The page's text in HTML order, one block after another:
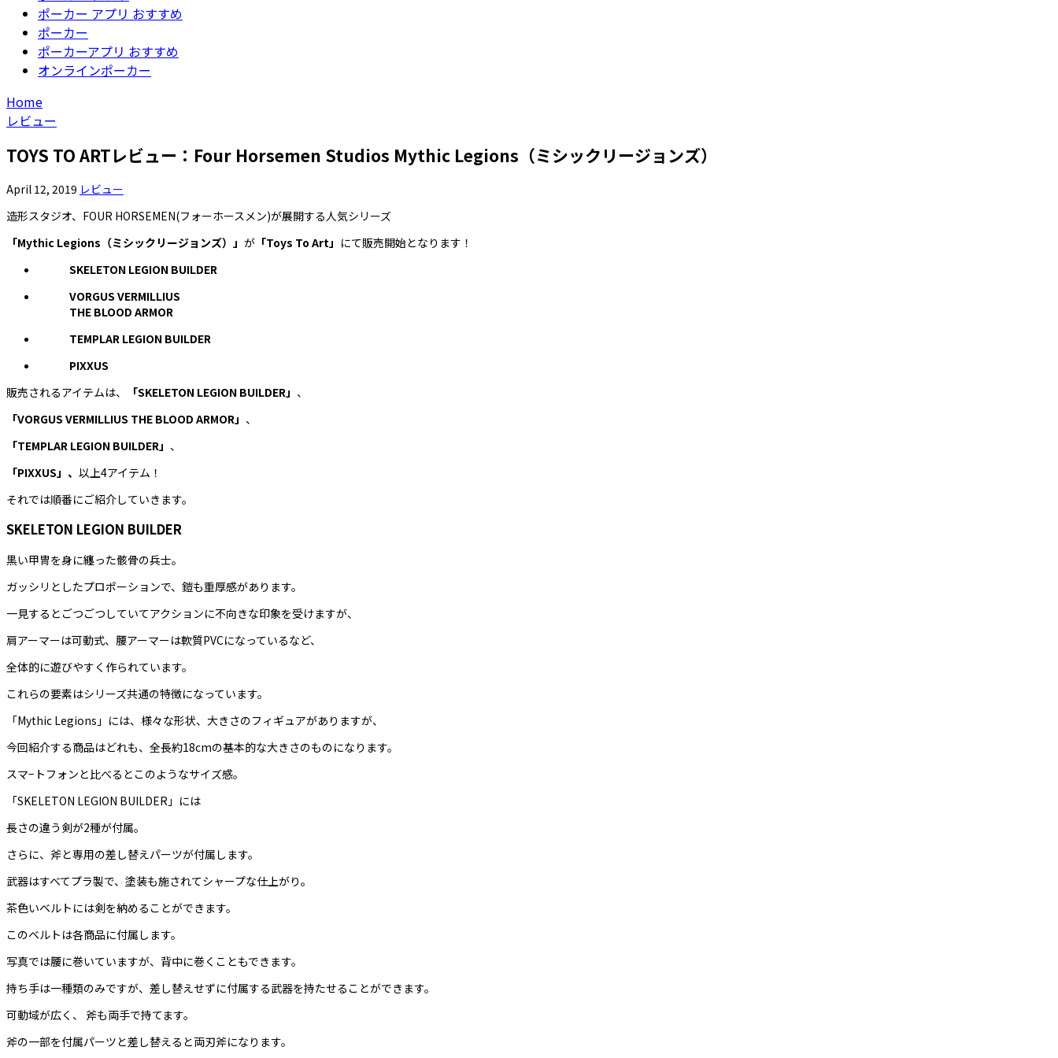
ポーカー アプリ おすすめ
ポーカー
ポーカーアプリ おすすめ
オンラインポーカー
Home
レビュー
TOYS TO ARTレビュー：Four Horsemen Studios Mythic Legions（ミシックリージョンズ）
April 12, 2019 レビュー
造形スタジオ、FOUR HORSEMEN(フォーホースメン)が展開する人気シリーズ
「Mythic Legions（ミシックリージョンズ）」 が 「Toys To Art」 にて販売開始となります！
SKELETON LEGION BUILDER
VORGUS VERMILLIUS
THE BLOOD ARMOR
TEMPLAR LEGION BUILDER
PIXXUS
販売されるアイテムは、
「SKELETON LEGION BUILDER」 、
「VORGUS VERMILLIUS THE BLOOD ARMOR」 、
「TEMPLAR LEGION BUILDER」 、
「PIXXUS」、 以上4アイテム！
それでは順番にご紹介していきます。
SKELETON LEGION BUILDER
黒い甲冑を身に纏った骸骨の兵士。
ガッシリとしたプロポーションで、鎧も重厚感があります。
一見するとごつごつしていてアクションに不向きな印象を受けますが、
肩アーマーは可動式、腰アーマーは軟質PVCになっているなど、
全体的に遊びやすく作られています。
これらの要素はシリーズ共通の特徴になっています。
「Mythic Legions」には、様々な形状、大きさのフィギュアがありますが、
今回紹介する商品はどれも、全長約18cmの基本的な大きさのものになります。
スマ−トフォンと比べるとこのようなサイズ感。
「SKELETON LEGION BUILDER」には
長さの違う剣が2種が付属。
さらに、斧と専用の差し替えパーツが付属します。
武器はすべてプラ製で、塗装も施されてシャープな仕上がり。
茶色いベルトには剣を納めることができます。
このベルトは各商品に付属します。
写真では腰に巻いていますが、背中に巻くこともできます。
持ち手は一種類のみですが、差し替えせずに付属する武器を持たせることができます。
可動域が広く、 斧も両手で持てます。
斧の一部を付属パーツと差し替えると両刃斧になります。